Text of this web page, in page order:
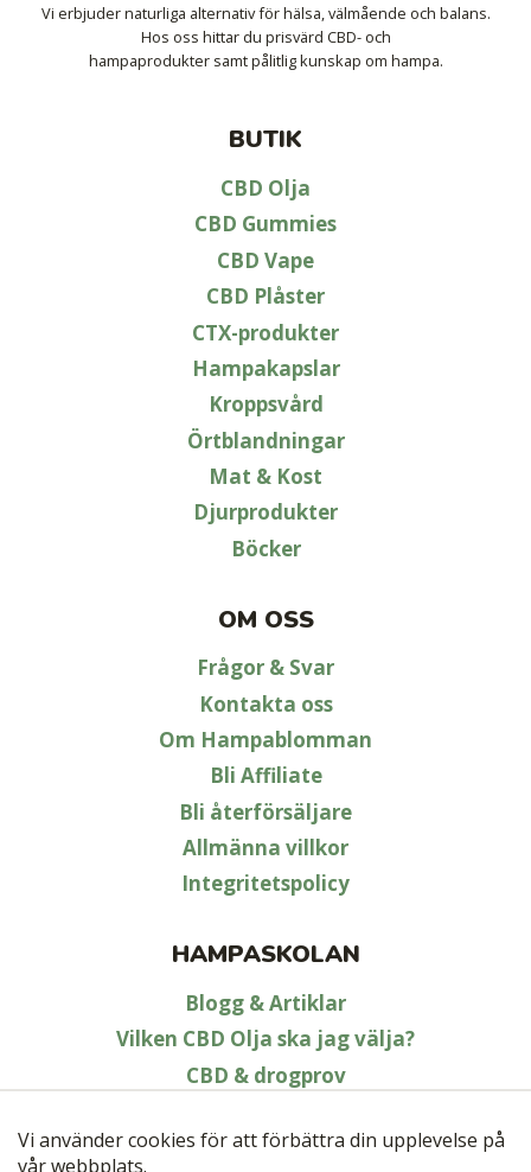
Vi erbjuder naturliga alternativ för hälsa, välmående och balans.
Hos oss hittar du prisvärd CBD- och
hampaprodukter samt pålitlig kunskap om hampa.
BUTIK
CBD Olja
CBD Gummies
CBD Vape
CBD Plåster
CTX-produkter
Hampakapslar
Kroppsvård
Örtblandningar
Mat & Kost
Djurprodukter
Böcker
OM OSS
Frågor & Svar
Kontakta oss
Om Hampablomman
Bli Affiliate
Bli återförsäljare
Allmänna villkor
Integritetspolicy
HAMPASKOLAN
Blogg & Artiklar
Vilken CBD Olja ska jag välja?
CBD & drogprov
Vad är hampa?